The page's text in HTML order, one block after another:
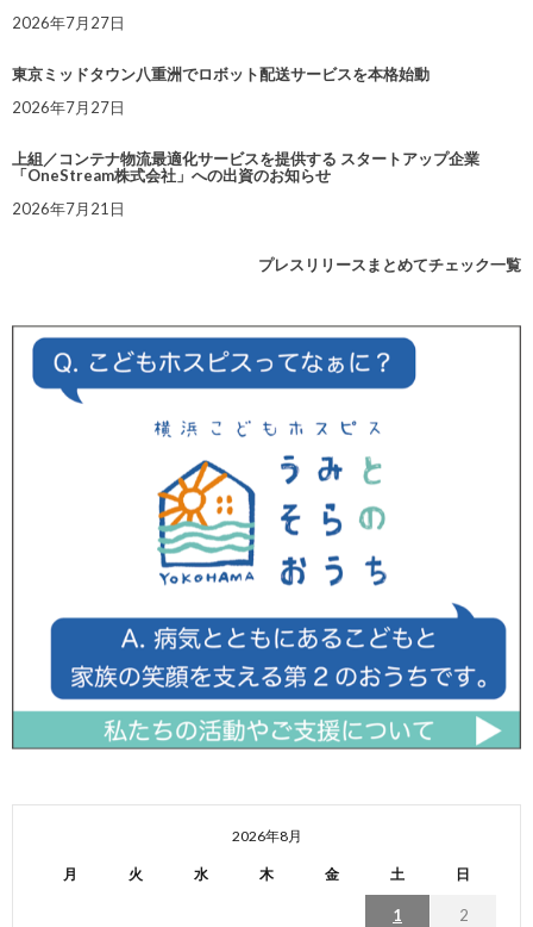
2026年7月27日
東京ミッドタウン八重洲でロボット配送サービスを本格始動
2026年7月27日
上組／コンテナ物流最適化サービスを提供する スタートアップ企業
「OneStream株式会社」への出資のお知らせ
2026年7月21日
プレスリリースまとめてチェック一覧
2026年8月
月 火 水 木 金 土 日
1 2